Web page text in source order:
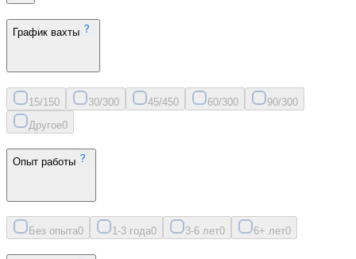
График вахты
15/150 30/300 45/450 60/300 90/300
Другое0
Опыт работы
Без опыта0 1-3 года0 3-6 лет0 6+ лет0